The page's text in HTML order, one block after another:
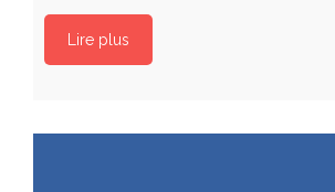
Lire plus